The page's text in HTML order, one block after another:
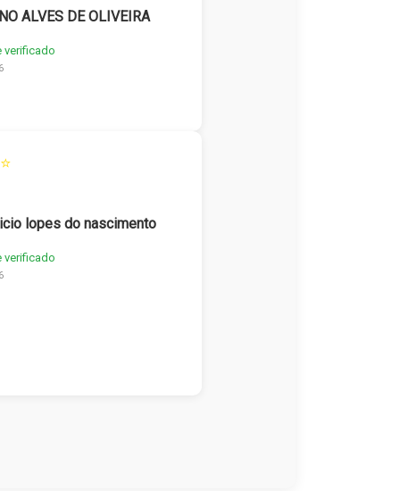
ALVES DE OLIVEIRA
verificado
lopes do nascimento
verificado